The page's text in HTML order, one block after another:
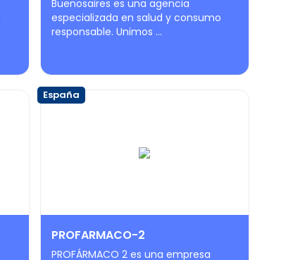
Buenosaires es una agencia
especializada en salud y consumo
responsable. Unimos ...
España
PROFARMACO-2
PROFÁRMACO 2 es una empresa